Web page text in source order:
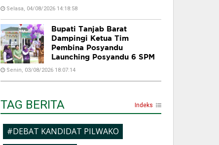
Selasa, 04/08/2026 14:18:58
Bupati Tanjab Barat
Dampingi Ketua Tim
Pembina Posyandu
Launching Posyandu 6 SPM
Senin, 03/08/2026 18:07:14
TAG BERITA Indeks
#DEBAT KANDIDAT PILWAKO